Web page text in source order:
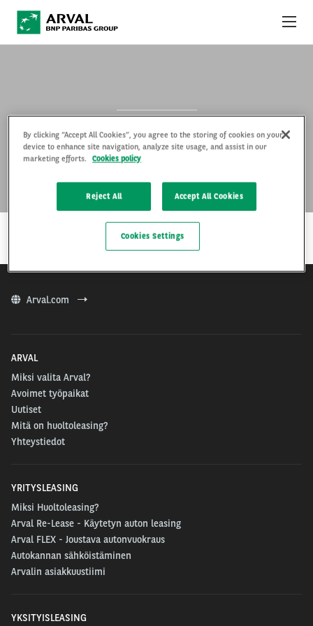
MOKKA-E
Arval.com
ARVAL
Miksi valita Arval?
Avoimet työpaikat
Uutiset
Mitä on huoltoleasing?
Yhteystiedot
YRITYSLEASING
Miksi Huoltoleasing?
Arval Re-Lease - Käytetyn auton leasing
Arval FLEX - Joustava autonvuokraus
Autokannan sähköistäminen
Arvalin asiakkuustiimi
YKSITYISLEASING
ARVAL YRITYKSENÄ
By clicking “Accept All Cookies”, you agree to the storing of cookies on your
device to enhance site navigation, analyze site usage, and assist in our
marketing efforts.
Cookies policy
Reject All Accept All Cookies
Cookies Settings